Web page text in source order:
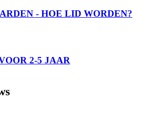
- HOE LID WORDEN?
2-5 JAAR